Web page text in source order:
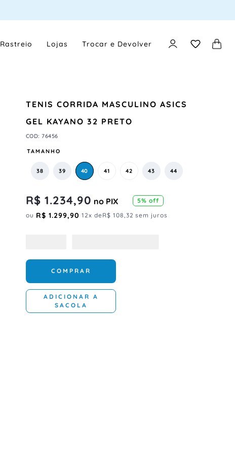
Rastreio Lojas Trocar e Devolver
TENIS CORRIDA MASCULINO ASICS
GEL KAYANO 32 PRETO
COD:76456
TAMANHO
38 39 40 41 42 43 44
R$ 1.234,90 no PIX 5% off
ou R$ 1.299,90 12x deR$ 108,32 sem juros
COMPRAR
ADICIONAR A
SACOLA